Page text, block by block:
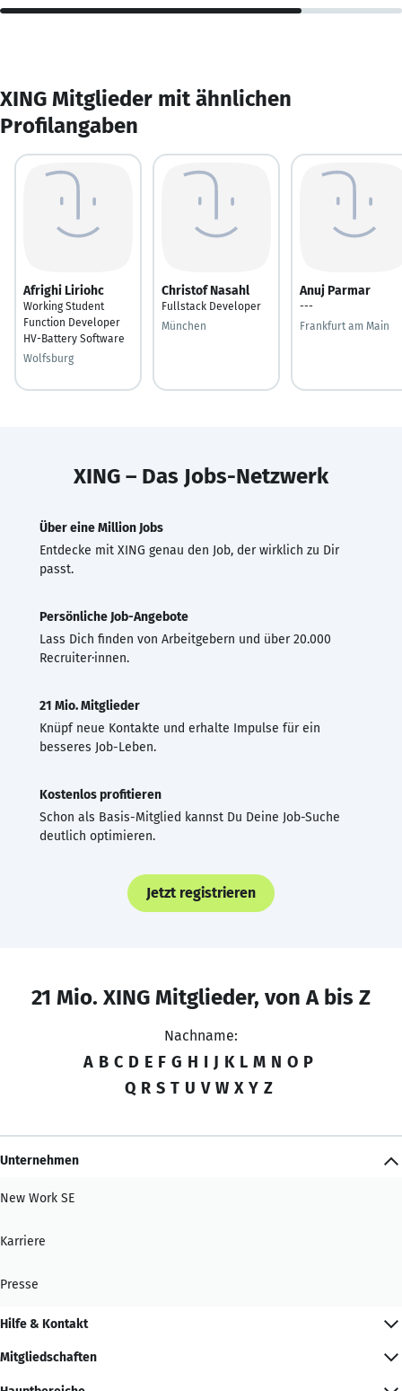
XING Mitglieder mit ähnlichen
Profilangaben
Afrighi Liriohc
Working Student
Function Developer
HV-Battery Software
Wolfsburg
Christof Nasahl
Fullstack Developer
München
Anuj Parmar
---
Frankfurt am Main
XING – Das Jobs-Netzwerk
Über eine Million Jobs
Entdecke mit XING genau den Job, der wirklich zu Dir
passt.
Persönliche Job-Angebote
Lass Dich finden von Arbeitgebern und über 20.000
Recruiter·innen.
21 Mio. Mitglieder
Knüpf neue Kontakte und erhalte Impulse für ein
besseres Job-Leben.
Kostenlos profitieren
Schon als Basis-Mitglied kannst Du Deine Job-Suche
deutlich optimieren.
Jetzt registrieren
21 Mio. XING Mitglieder, von A bis Z
Nachname:
A B C D E F G H I J K L M N O P
Q R S T U V W X Y Z
Unternehmen
New Work SE
Karriere
Presse
Hilfe & Kontakt
Mitgliedschaften